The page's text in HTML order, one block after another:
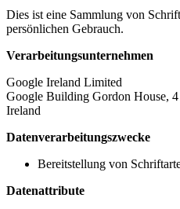
Dies ist eine Sammlung von
persönlichen Gebrauch.
Verarbeitungsunternehmen
Google Ireland Limited
Google Building Gordon House,
Ireland
Datenverarbeitungszwecke
Bereitstellung von
Datenattribute